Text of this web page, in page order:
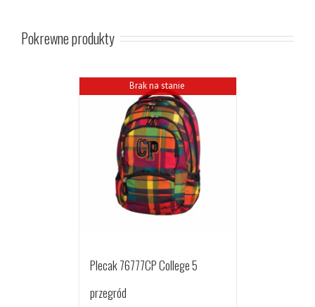
Pokrewne produkty
Brak na stanie
Plecak 76777CP College 5
przegród